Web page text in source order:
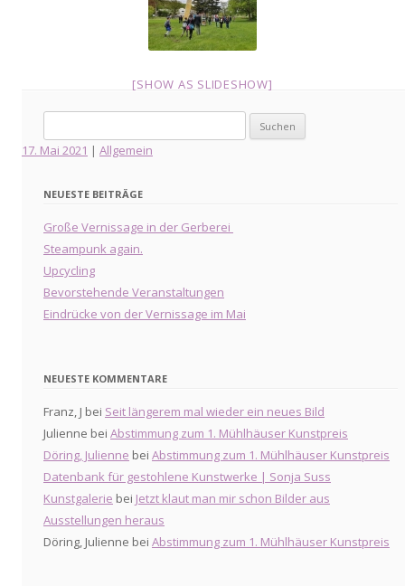
[SHOW AS SLIDESHOW]
17. Mai 2021 | Allgemein
nach:
NEUESTE BEITRÄGE
Große Vernissage in der Gerberei
Steampunk again.
Upcycling
Bevorstehende Veranstaltungen
Eindrücke von der Vernissage im Mai
NEUESTE KOMMENTARE
Franz, J bei Seit längerem mal wieder ein neues Bild
Julienne bei Abstimmung zum 1. Mühlhäuser Kunstpreis
Döring, Julienne bei Abstimmung zum 1. Mühlhäuser Kunstpreis
Datenbank für gestohlene Kunstwerke | Sonja Suss
Kunstgalerie bei Jetzt klaut man mir schon Bilder aus
Ausstellungen heraus
Döring, Julienne bei Abstimmung zum 1. Mühlhäuser Kunstpreis